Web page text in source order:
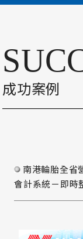
成功案例
南港輪胎全省
會計系統－即時